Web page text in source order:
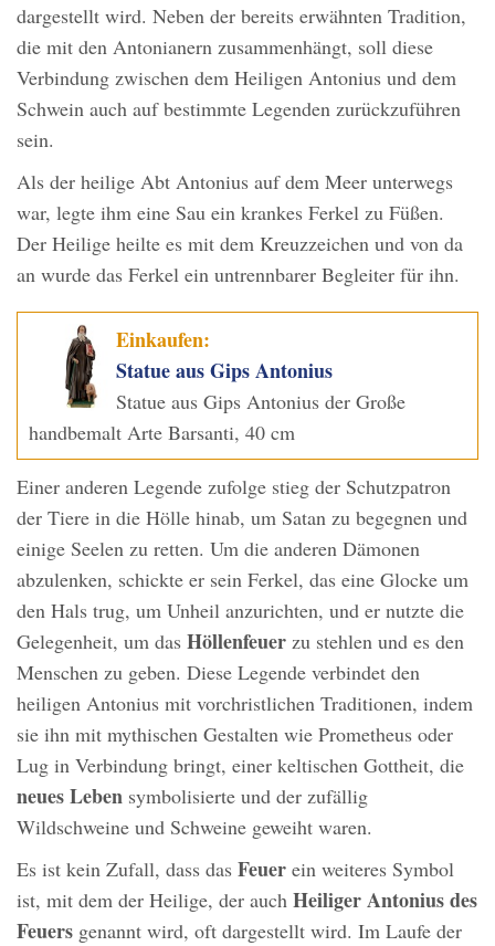
dargestellt wird. Neben der bereits erwähnten Tradition,
die mit den Antonianern zusammenhängt, soll diese
Verbindung zwischen dem Heiligen Antonius und dem
Schwein auch auf bestimmte Legenden zurückzuführen
sein.
Als der heilige Abt Antonius auf dem Meer unterwegs
war, legte ihm eine Sau ein krankes Ferkel zu Füßen.
Der Heilige heilte es mit dem Kreuzzeichen und von da
an wurde das Ferkel ein untrennbarer Begleiter für ihn.
Einkaufen:
Statue aus Gips Antonius
Statue aus Gips Antonius der Große
handbemalt Arte Barsanti, 40 cm
Einer anderen Legende zufolge stieg der Schutzpatron
der Tiere in die Hölle hinab, um Satan zu begegnen und
einige Seelen zu retten. Um die anderen Dämonen
abzulenken, schickte er sein Ferkel, das eine Glocke um
den Hals trug, um Unheil anzurichten, und er nutzte die
Gelegenheit, um das Höllenfeuer zu stehlen und es den
Menschen zu geben. Diese Legende verbindet den
heiligen Antonius mit vorchristlichen Traditionen, indem
sie ihn mit mythischen Gestalten wie Prometheus oder
Lug in Verbindung bringt, einer keltischen Gottheit, die
neues Leben symbolisierte und der zufällig
Wildschweine und Schweine geweiht waren.
Es ist kein Zufall, dass das Feuer ein weiteres Symbol
ist, mit dem der Heilige, der auch Heiliger Antonius des
Feuers genannt wird, oft dargestellt wird. Im Laufe der